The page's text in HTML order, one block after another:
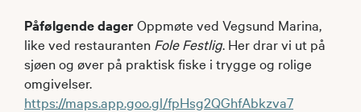
Påfølgende dagerOppmøte ved Vegsund Marina,
like ved restauranten Fole Festlig. Her drar vi ut på
sjøen og øver på praktisk fiske i trygge og rolige
omgivelser.
https://maps.app.goo.gl/fpHsg2QGhfAbkzva7